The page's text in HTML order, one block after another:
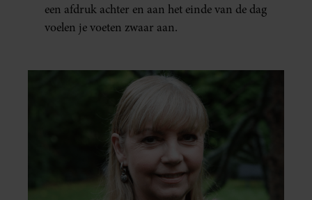
een afdruk achter en aan het einde van de dag
voelen je voeten zwaar aan.